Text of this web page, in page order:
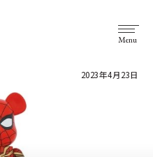
Menu
2023年4月23日